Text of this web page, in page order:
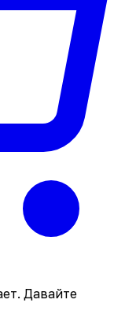
Давайте